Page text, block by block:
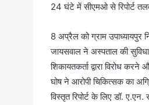
24 घंटे में सीएमओ से रिपोर्ट
​8 अप्रैल को ग्राम उपाध्यायपुर
जायसवाल ने अस्पताल की
शिकायतकर्ता द्वारा विरोध
घोष ने आरोपी चिकित्सक का
विस्तृत रिपोर्ट के लिए डॉ.